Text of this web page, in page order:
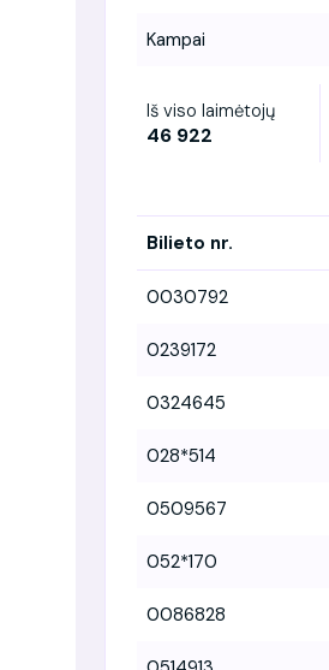
Kampai
Iš viso laimėtojų
46 922
Bilieto nr.
0030792
0239172
0324645
028*514
0509567
052*170
0086828